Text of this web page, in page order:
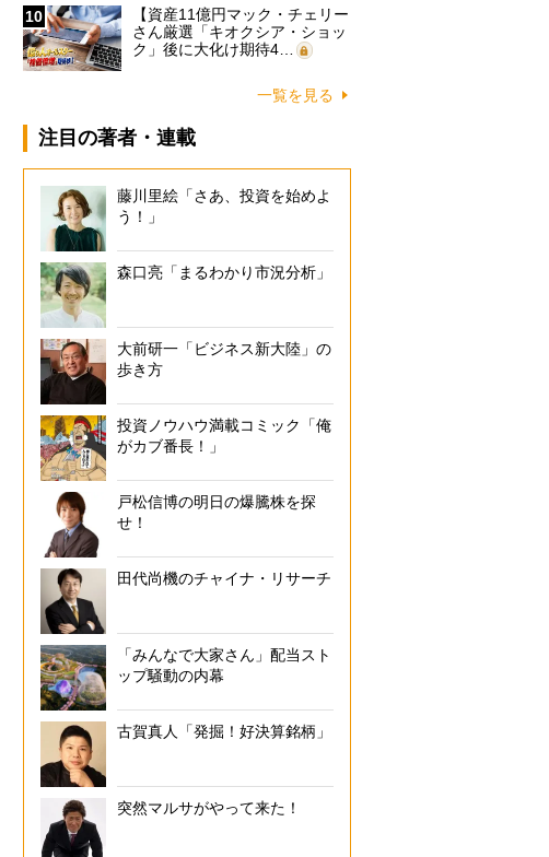
10
【資産11億円マック・チェリー
さん厳選「キオクシア・ショッ
ク」後に大化け期待4…
一覧を見る
注目の著者・連載
藤川里絵「さあ、投資を始めよ
う！」
森口亮「まるわかり市況分析」
大前研一「ビジネス新大陸」の
歩き方
投資ノウハウ満載コミック「俺
がカブ番長！」
戸松信博の明日の爆騰株を探
せ！
田代尚機のチャイナ・リサーチ
「みんなで大家さん」配当スト
ップ騒動の内幕
古賀真人「発掘！好決算銘柄」
突然マルサがやって来た！